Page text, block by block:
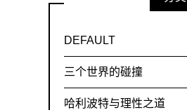
DEFAULT
三个世界的碰撞
哈利波特与理性之道